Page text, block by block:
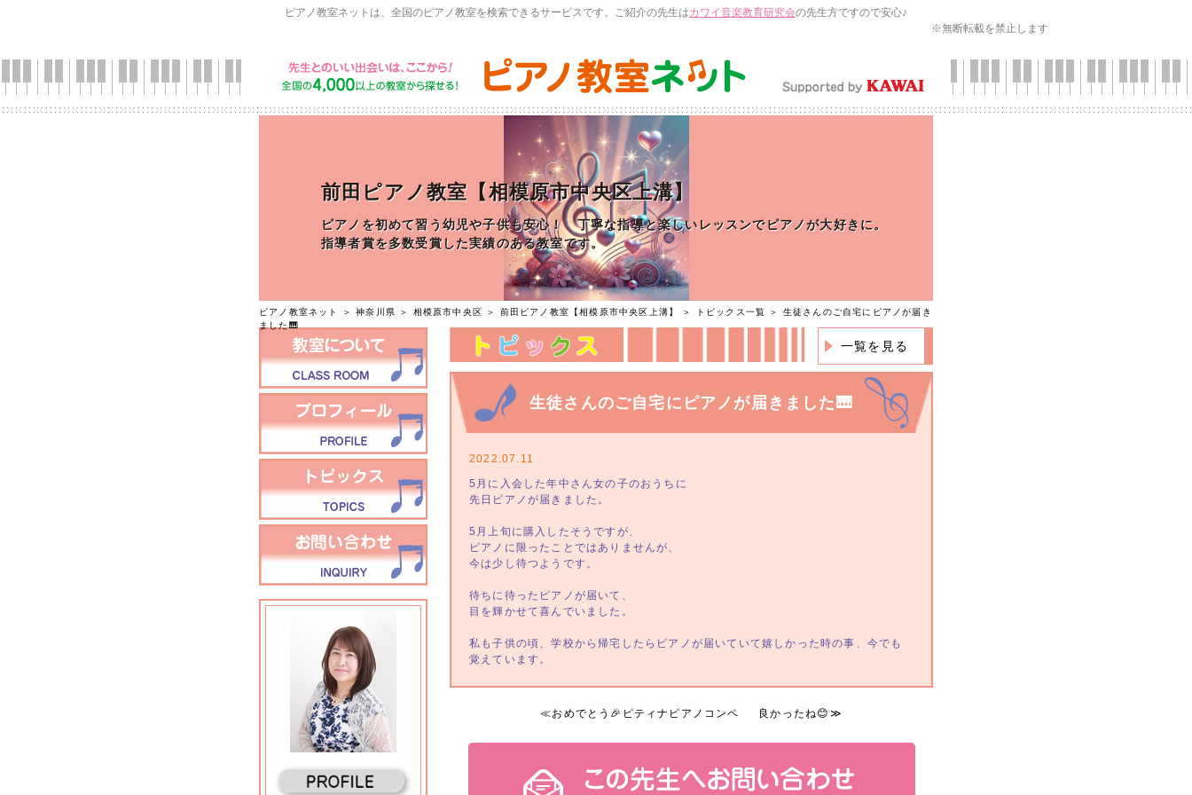
ピアノ教室ネットは、全国のピアノ教室を検索できるサービスです。ご紹介の先生はカワイ音楽教育研究会の先生方ですので安心♪
※無断転載を禁止します
前田ピアノ教室【相模原市中央区上溝】
ピアノを初めて習う幼児や子供も安心！ 丁寧な指導と楽しいレッスンでピアノが大好きに。
指導者賞を多数受賞した実績のある教室です。
ピアノ教室ネット ＞神奈川県 ＞ 相模原市中央区 ＞ 前田ピアノ教室【相模原市中央区上溝】 ＞ トピックス一覧
＞ 生徒さんのご自宅にピアノが届き
ました🎹
一覧を見る
生徒さんのご自宅にピアノが届きました🎹
2022.07.11
5月に入会した年中さん女の子のおうちに
先日ピアノが届きました。
5月上旬に購入したそうですが、
ピアノに限ったことではありませんが、
今は少し待つようです。
待ちに待ったピアノが届いて、
目を輝かせて喜んでいました。
私も子供の頃、学校から帰宅したらピアノが届いていて嬉しかった時の事、今でも
覚えています。
≪おめでとう🎉ピティナピアノコンペ 良かったね😊 ≫